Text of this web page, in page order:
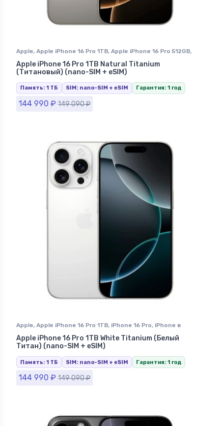
Apple, Apple iPhone 16 Pro 1TB, Apple iPhone 16 Pro 512GB,
Apple iPhone 16 Pro Natural Titanium (Натуральный Титан)
iPhone 16 Pro, iPhone в Ставрополе
Apple iPhone 16 Pro 1TB Natural Titanium
(Титановый) (nano-SIM + eSIM)
Память: 1 ТБ SIM: nano-SIM + eSIM Гарантия: 1 год
144 990 ₽ 149 090₽
Apple, Apple iPhone 16 Pro 1TB, iPhone 16 Pro, iPhone в
Ставрополе
Apple iPhone 16 Pro 1TB White Titanium (Белый
Титан) (nano-SIM + eSIM)
Память: 1 ТБ SIM: nano-SIM + eSIM Гарантия: 1 год
144 990 ₽ 149 090₽